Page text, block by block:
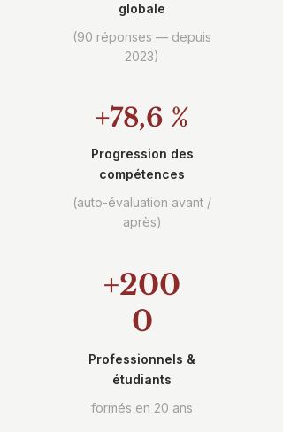
globale
(90 réponses — depuis
2023)
+78,6 %
Progression des
compétences
(auto-évaluation avant /
après)
+200
0
Professionnels &
étudiants
formés en 20 ans